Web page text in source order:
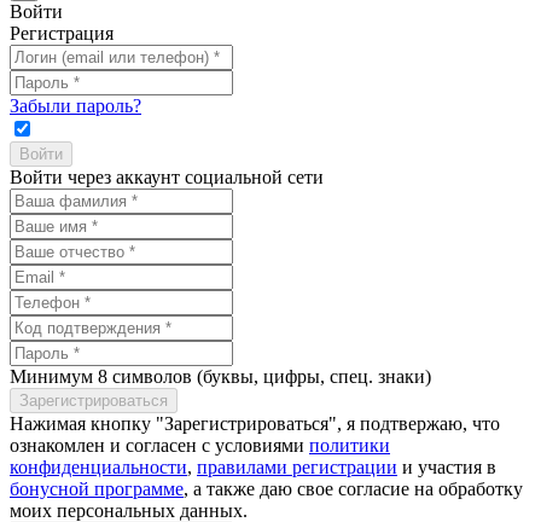
Войти
Регистрация
Забыли пароль?
Войти через аккаунт социальной сети
Минимум 8 символов (буквы, цифры, спец. знаки)
Нажимая кнопку "Зарегистрироваться", я подтвержаю, что
ознакомлен и согласен с условиями политики
конфиденциальности, правилами регистрации и участия в
бонусной программе, а также даю свое согласие на обработку
моих персональных данных.